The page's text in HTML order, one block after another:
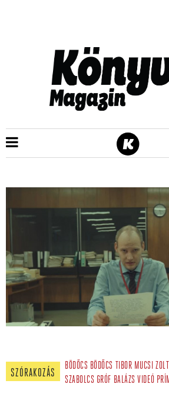
SZÓRAKOZÁS
BÖDŐCS BÖDŐCS TIBOR MUCSI
SZABOLCS GRÓF BALÁZS VIDEÓ